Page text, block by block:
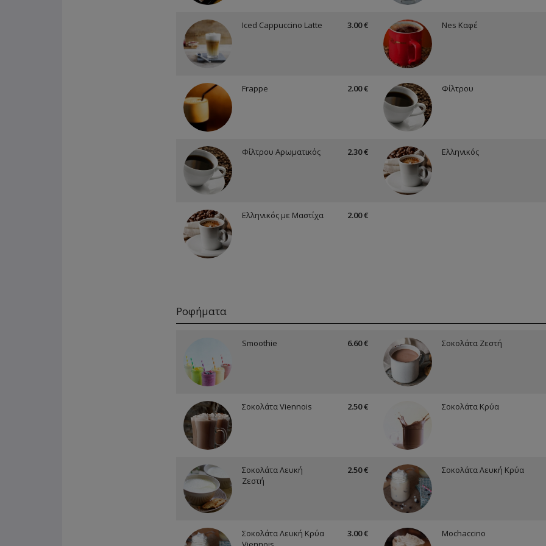
Iced Cappuccino Latte 3.00 € Nes Καφέ
Frappe 2.00 € Φίλτρου
Φίλτρου Αρωματικός 2.30 € Ελληνικός
Ελληνικός με Μαστίχα 2.00 €
Ροφήματα
Smoothie 6.60 € Σοκολάτα Ζεστή
Σοκολάτα Viennois 2.50 € Σοκολάτα Κρύα
Σοκολάτα Λευκή
Ζεστή
2.50 € Σοκολάτα Λευκή Κρύα
Σοκολάτα Λευκή Κρύα
3.00 € Mochaccino